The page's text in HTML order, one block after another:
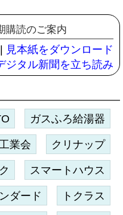
購読のご案内
見本紙をダウンロード
ジタル新聞を立ち読み
ガスふろ給湯器
業会 クリナップ
スマートハウス
ダード トクラス